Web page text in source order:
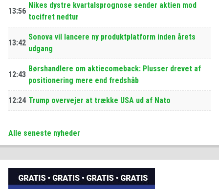
13:56
Nikes dystre kvartalsprognose sender aktien mod
tocifret nedtur
13:42
Sonova vil lancere ny produktplatform inden årets
udgang
12:43
Børshandlere om aktiecomeback: Plusser drevet af
positionering mere end fredshåb
12:24 Trump overvejer at trække USA ud af Nato
Alle seneste nyheder